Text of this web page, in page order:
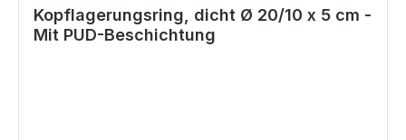
Kopflagerungsring, dicht Ø 20/10 x 5 cm -
Mit PUD-Beschichtung